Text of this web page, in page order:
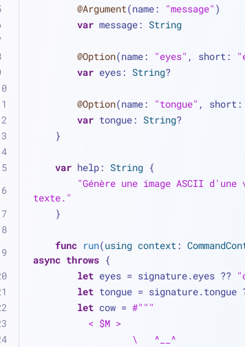
@Argument(name: "message" )
var message: String
@Option(name: "eyes" , short:
var eyes: String?
@Option(name: "tongue" , short:
var tongue: String?
    }
var help: String {
"Génère une image ASCII
texte."
    }
func run(using context :
async throws {
let eyes = signature.eyes ??
let tongue = signature.tongue
let cow = #"""
          < $M >
                  \   ^__^